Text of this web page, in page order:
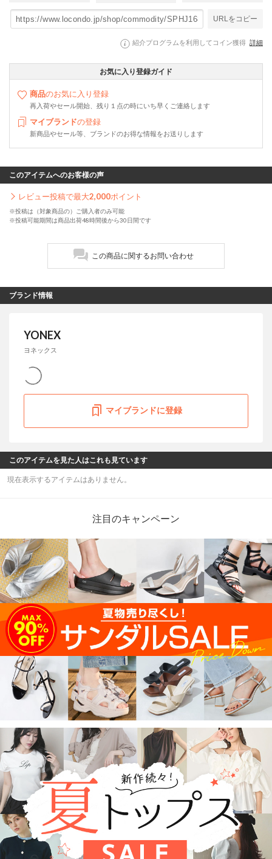
URLをコピー
紹介プログラムを利用してコイン獲得 詳細
お気に入り登録ガイド
商品のお気に入り登録
再入荷やセール開始、残り１点の時にいち早くご連絡します
マイブランドの登録
新商品やセール等、ブランドのお得な情報をお送りします
このアイテムへのお客様の声
レビュー投稿で最大2,000ポイント
※投稿は（対象商品の）ご購入者のみ可能
※投稿可能期間は商品出荷48時間後から30日間です
この商品に関するお問い合わせ
ブランド情報
YONEX
ヨネックス
マイブランドに登録
このアイテムを見た人はこれも見ています
現在表示するアイテムはありません。
注目のキャンペーン